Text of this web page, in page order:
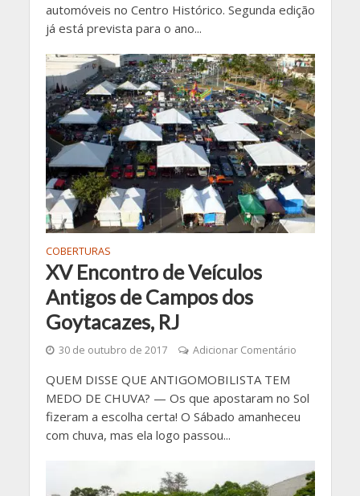
automóveis no Centro Histórico. Segunda edição
já está prevista para o ano...
COBERTURAS
XV Encontro de Veículos
Antigos de Campos dos
Goytacazes, RJ
30 de outubro de 2017 Adicionar Comentário
QUEM DISSE QUE ANTIGOMOBILISTA TEM
MEDO DE CHUVA? — Os que apostaram no Sol
fizeram a escolha certa! O Sábado amanheceu
com chuva, mas ela logo passou...